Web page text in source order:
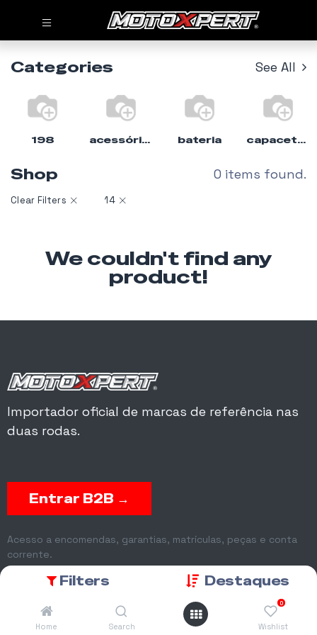
Filters Destaques
Home Search
0
Wishlist
Categories See All
198 acessórios bateria capacete%moto
Shop 0 items found.
Clear Filters 14
We couldn't find any
product!
Importador oficial de marcas de referência nas
duas rodas.
Entrar B2B →
Acesso a encomendas, garantias, matrículas, peças e conta
corrente.